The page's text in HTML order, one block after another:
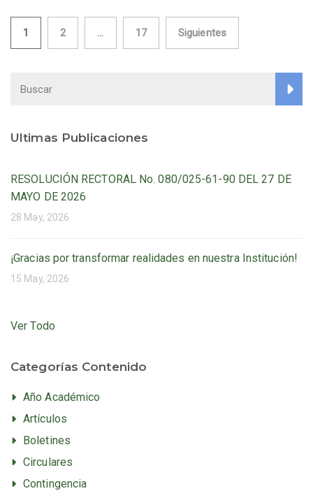
Paginación
entradas
1 2 … 17 Siguientes
Ultimas Publicaciones
RESOLUCIÓN RECTORAL No. 080/025-61-90 DEL 27 DE
MAYO DE 2026
28 May, 2026
¡Gracias por transformar realidades en nuestra Institución!
15 May, 2026
Ver Todo
Categorías Contenido
Año Académico
Artículos
Boletines
Circulares
Contingencia